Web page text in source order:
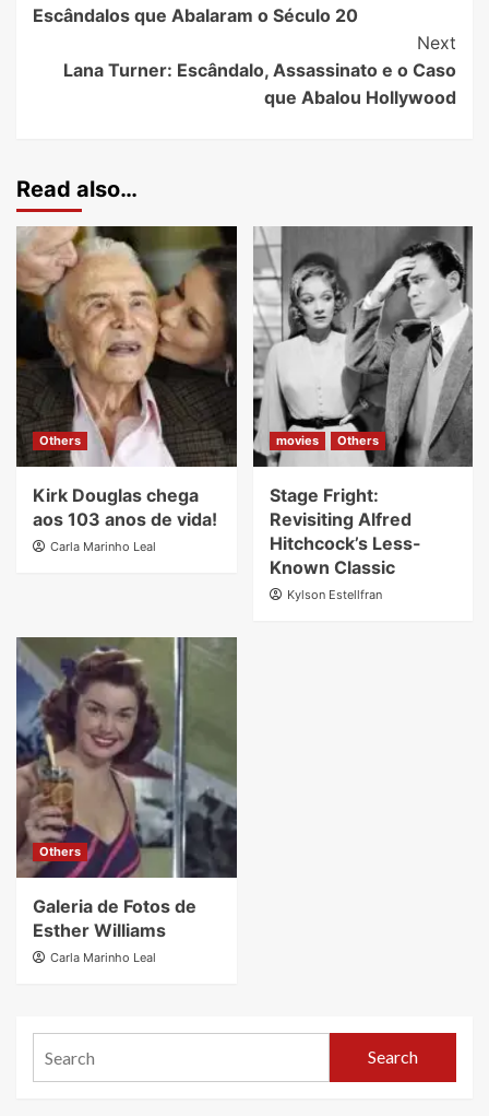
Escândalos que Abalaram o Século 20
Next
Lana Turner: Escândalo, Assassinato e o Caso
que Abalou Hollywood
Read also…
Others
Kirk Douglas chega
aos 103 anos de vida!
Carla Marinho Leal
movies Others
Stage Fright:
Revisiting Alfred
Hitchcock’s Less-
Known Classic
Kylson Estellfran
Others
Galeria de Fotos de
Esther Williams
Carla Marinho Leal
Search